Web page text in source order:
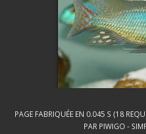
PAGE FABRIQUÉE EN 0.045 S (18
PAR PIWIGO -